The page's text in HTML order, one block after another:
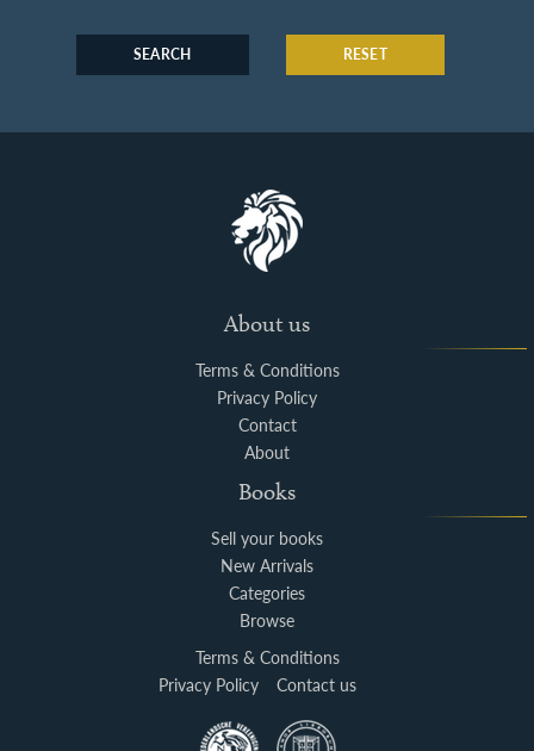
SEARCH RESET
About us
Terms & Conditions
Privacy Policy
Contact
About
Books
Sell your books
New Arrivals
Categories
Browse
Terms & Conditions
Privacy Policy
Contact us